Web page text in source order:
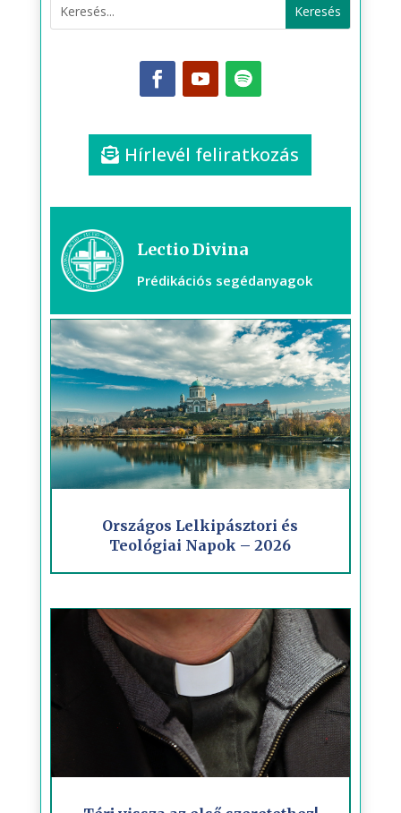
Hírlevél feliratkozás
Lectio Divina
Prédikációs segédanyagok
Országos Lelkipásztori és
Teológiai Napok – 2026